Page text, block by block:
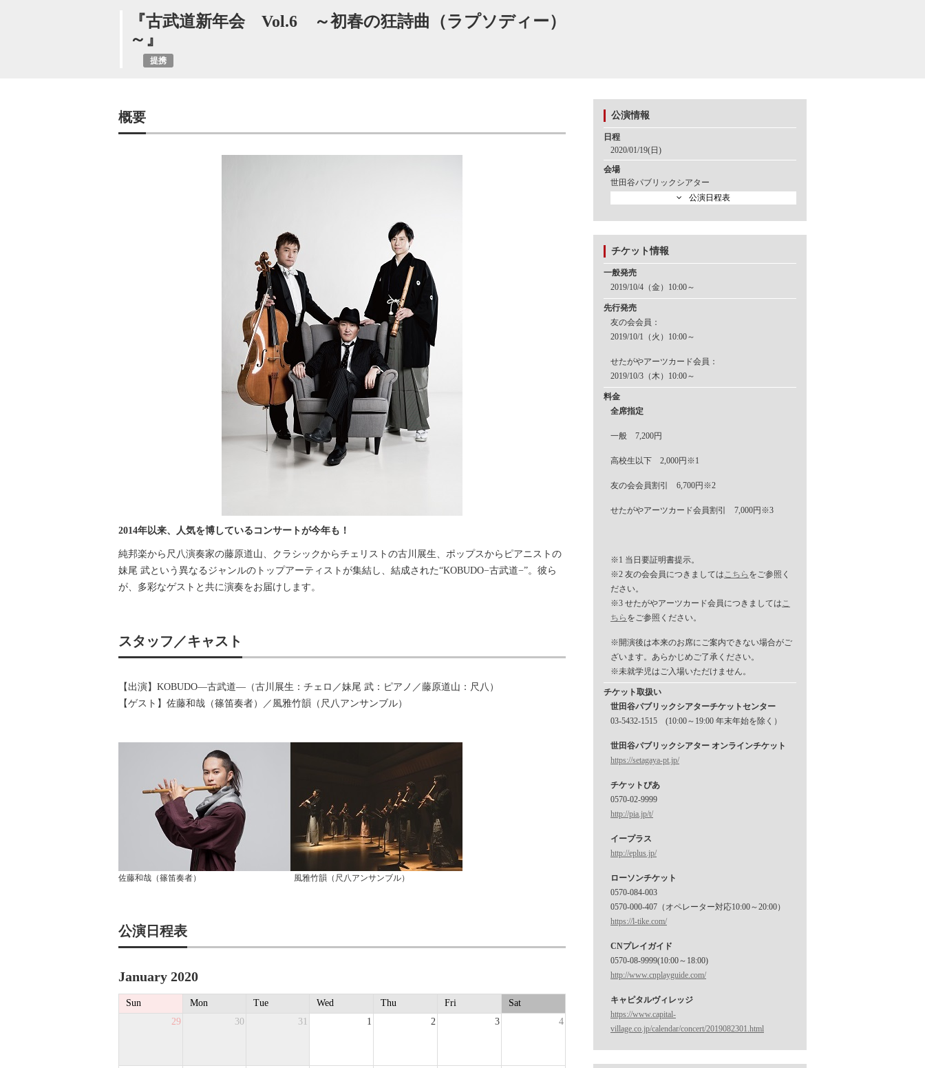
『古武道新年会 Vol.6 ～初春の狂詩曲（ラプソディー）
～』
提携
概要
2014年以来、人気を博しているコンサートが今年も！
純邦楽から尺八演奏家の藤原道山、クラシックからチェリストの古川展生、ポップスからピアニストの
妹尾 武という異なるジャンルのトップアーティストが集結し、結成された“KOBUDO−古武道−”。彼ら
が、多彩なゲストと共に演奏をお届けします。
スタッフ／キャスト
【出演】KOBUDO―古武道―（古川展生：チェロ／妹尾 武：ピアノ／藤原道山：尺八）
【ゲスト】佐藤和哉（篠笛奏者）／風雅竹韻（尺八アンサンブル）
佐藤和哉（篠笛奏者） 風雅竹韻（尺八アンサンブル）
公演日程表
January 2020
Sun Mon Tue Wed Thu Fri
Sat
29
30 31 1 2 3 4
公演情報
日程
2020/01/19(日)
会場
世田谷パブリックシアター
公演日程表
チケット情報
一般発売
2019/10/4（金）10:00～
先行発売
友の会会員：
2019/10/1（火）10:00～
せたがやアーツカード会員：
2019/10/3（木）10:00～
料金
全席指定
一般 7,200円
高校生以下 2,000円※1
友の会会員割引 6,700円※2
せたがやアーツカード会員割引 7,000円※3
※1 当日要証明書提示。
※2 友の会会員につきましてはこちら をご参照く
ださい。
※3 せたがやアーツカード会員につきましてはこ
ちら をご参照ください。
※開演後は本来のお席にご案内できない場合がご
ざいます。あらかじめご了承ください。
※未就学児はご入場いただけません。
チケット取扱い
世田谷パブリックシアターチケットセンター
03-5432-1515 (10:00～19:00 年末年始を除く）
世田谷パブリックシアター オンラインチケット
https://setagaya-pt.jp/
チケットぴあ
0570-02-9999
http://pia.jp/t/
イープラス
http://eplus.jp/
ローソンチケット
0570-084-003
0570-000-407（オペレーター対応10:00～20:00）
https://l-tike.com/
CNプレイガイド
0570-08-9999(10:00～18:00)
http://www.cnplayguide.com/
キャピタルヴィレッジ
https://www.capital-
village.co.jp/calendar/concert/2019082301.html